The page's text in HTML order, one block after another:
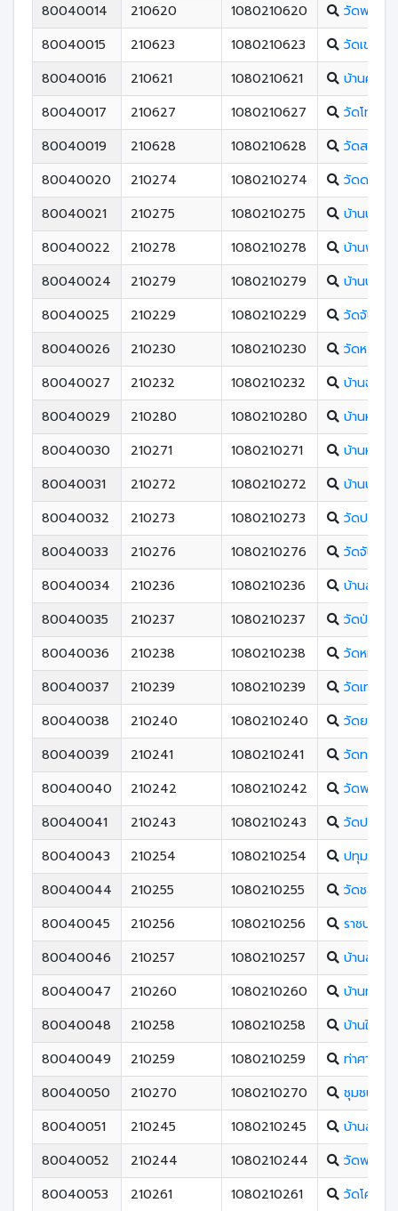
80040014
210620 1080210620
วัดพรหม
80040015
210623 1080210623
วัดเขาปูน
80040016
210621 1080210621
บ้านคลอ
80040017
210627 1080210627
วัดโทเอก
80040019
210628 1080210628
วัดสากเห
80040020
210274 1080210274
วัดดอนใ
80040021
210275 1080210275
บ้านบ่อก
80040022
210278 1080210278
บ้านพังป
80040024
210279 1080210279
บ้านปาก
80040025
210229 1080210229
วัดจันพอ
80040026
210230 1080210230
วัดหญ้าป
80040027
210232 1080210232
บ้านฉาง
80040029
210280 1080210280
บ้านหน้าเ
80040030
210271 1080210271
บ้านหนอง
80040031
210272 1080210272
บ้านปากเ
80040032
210273 1080210273
วัดปลักป
80040033
210276 1080210276
วัดจันทาร
80040034
210236 1080210236
บ้านสำนั
80040035
210237 1080210237
วัดป่า(ท่า
80040036
210238 1080210238
วัดหมาย
80040037
210239 1080210239
วัดเทวดา
80040038
210240 1080210240
วัดยางงา
80040039
210241 1080210241
วัดทางขึ้น
80040040
210242 1080210242
วัดพระเลี
80040041
210243 1080210243
วัดประดู่
80040043
210254 1080210254
ปทุมานุกูล
80040044
210255 1080210255
วัดชลธาร
80040045
210256 1080210256
ราชประช
80040046
210257 1080210257
บ้านสระบัว
80040047
210260 1080210260
บ้านท่าสูง
80040048
210258 1080210258
บ้านในถุ้ง
80040049
210259 1080210259
ท่าศาลา
80040050
210270 1080210270
ชุมชนใหม่
80040051
210245 1080210245
บ้านสะพา
80040052
210244 1080210244
วัดพระอา
80040053
210261 1080210261 วัดโคกเห